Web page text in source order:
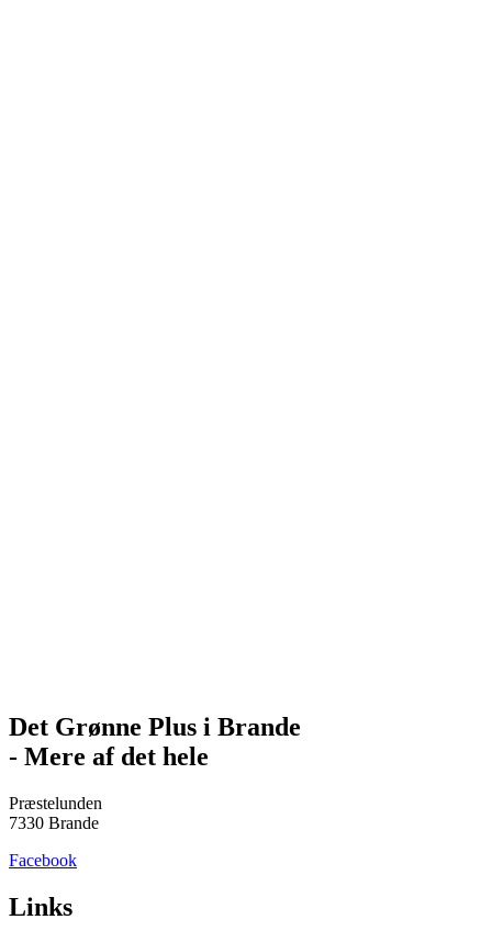
Det Grønne Plus i Brande
- Mere af det hele
Præstelunden
7330 Brande
Facebook
Links